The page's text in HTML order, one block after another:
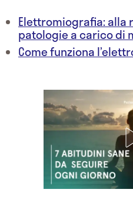
Elettromiografia: alla
patologie a carico di
Come funziona